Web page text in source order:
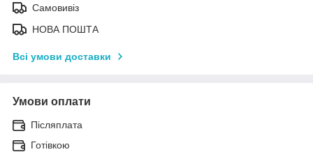
Самовивіз
НОВА ПОШТА
Всі умови доставки
Умови оплати
Післяплата
Готівкою